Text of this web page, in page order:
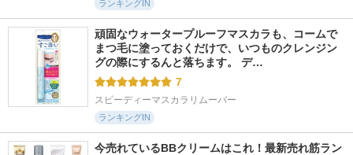
ランキングIN
頑固なウォータープルーフマスカラも、コームで
まつ毛に塗っておくだけで、いつものクレンジン
グの際にするんと落ちます。 デ…
7
スピーディーマスカラリムーバー
ランキングIN
今売れているBBクリームはこれ！最新売れ筋ラン